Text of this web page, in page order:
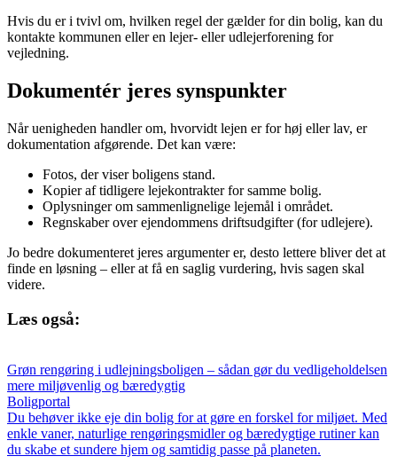
Hvis du er i tvivl om, hvilken regel der gælder for din bolig, kan du
kontakte kommunen eller en lejer- eller udlejerforening for
vejledning.
Dokumentér jeres synspunkter
Når uenigheden handler om, hvorvidt lejen er for høj eller lav, er
dokumentation afgørende. Det kan være:
Fotos, der viser boligens stand.
Kopier af tidligere lejekontrakter for samme bolig.
Oplysninger om sammenlignelige lejemål i området.
Regnskaber over ejendommens driftsudgifter (for udlejere).
Jo bedre dokumenteret jeres argumenter er, desto lettere bliver det at
finde en løsning – eller at få en saglig vurdering, hvis sagen skal
videre.
Læs også:
Grøn rengøring i udlejningsboligen – sådan gør du vedligeholdelsen
mere miljøvenlig og bæredygtig
Boligportal
Du behøver ikke eje din bolig for at gøre en forskel for miljøet. Med
enkle vaner, naturlige rengøringsmidler og bæredygtige rutiner kan
du skabe et sundere hjem og samtidig passe på planeten.